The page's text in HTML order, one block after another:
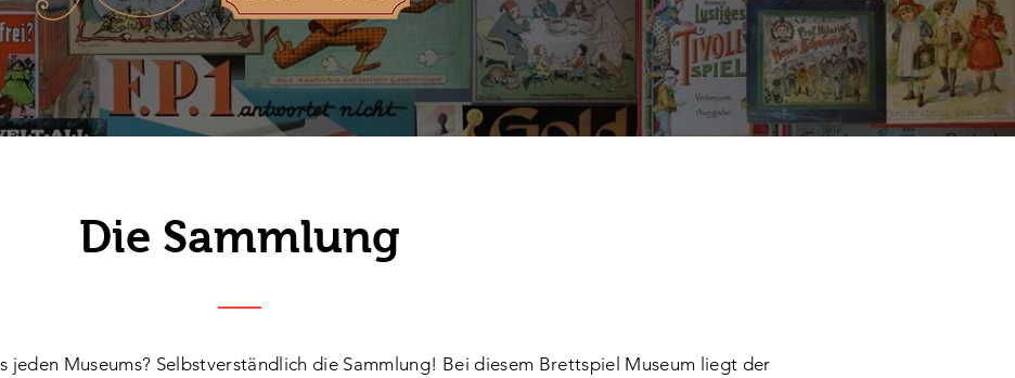
Die Sammlung
jeden Museums? Selbstverständlich die Sammlung! Bei diesem Brettspiel Museum liegt der